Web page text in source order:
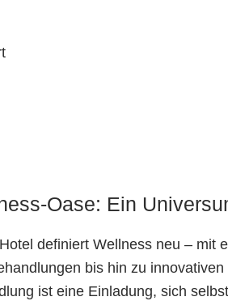
Oase: Ein
definiert Wellness neu – mit
bis hin zu
ist eine Einladung, sich